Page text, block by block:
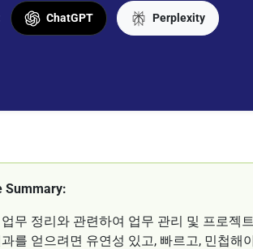
ChatGPT Perplexity
Summary:
무 정리와 관련하여 업무 관리 및 프로젝
를 얻으려면 유연성 있고, 빠르고, 민첩